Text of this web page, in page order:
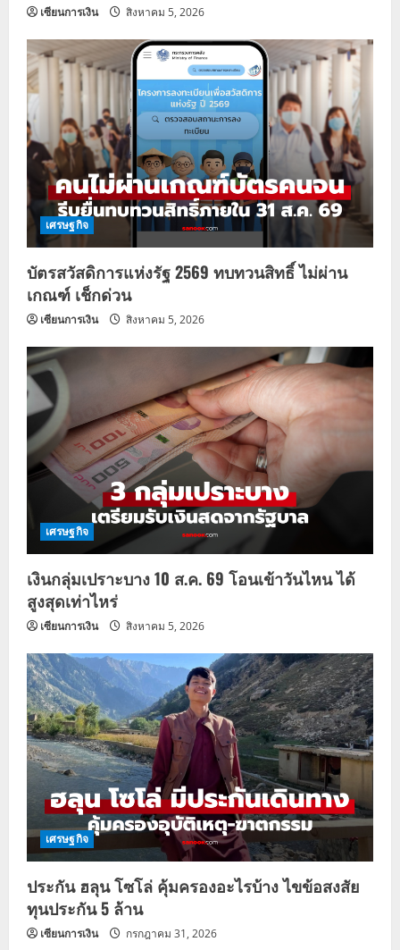
เซียนการเงิน สิงหาคม 5, 2026
เศรษฐกิจ
บัตรสวัสดิการแห่งรัฐ 2569 ทบทวนสิทธิ์ ไม่ผ่าน
เกณฑ์ เช็กด่วน
เซียนการเงิน สิงหาคม 5, 2026
เศรษฐกิจ
เงินกลุ่มเปราะบาง 10 ส.ค. 69 โอนเข้าวันไหน ได้
สูงสุดเท่าไหร่
เซียนการเงิน สิงหาคม 5, 2026
เศรษฐกิจ
ประกัน ฮลุน โซโล่ คุ้มครองอะไรบ้าง ไขข้อสงสัย
ทุนประกัน 5 ล้าน
เซียนการเงิน กรกฎาคม 31, 2026